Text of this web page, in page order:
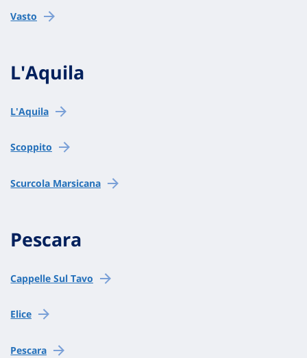
Vasto
L'Aquila
L'Aquila
Scoppito
Scurcola Marsicana
Pescara
Cappelle Sul Tavo
Elice
Pescara